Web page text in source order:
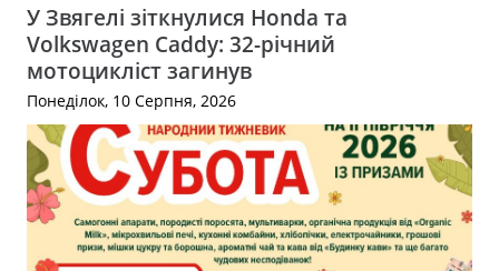
У Звягелі зіткнулися Honda та
Volkswagen Caddy: 32-річний
мотоцикліст загинув
Понеділок, 10 Серпня, 2026